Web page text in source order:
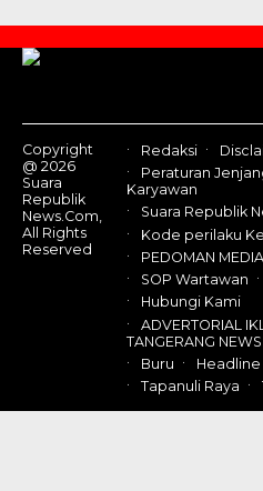
Contact
Us
Copyright
@ 2026
Suara
Republik
News.Com,
All Rights
Reserved
Redaksi
Peraturan
Karyawan
Suara Republik
Kode perilaku
PEDOMAN
SOP Wartawan
Hubungi Kami
ADVERTORIAL
TANGERANG NEWS
Buru
Headline
Tapanuli Raya